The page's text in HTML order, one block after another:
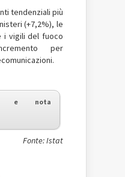
tendenziali più
(+7,2%), le
i vigili del fuoco
per
e nota
Fonte: Istat